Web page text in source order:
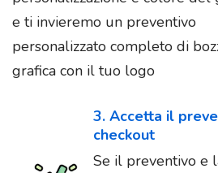
e ti invieremo un preventivo
personalizzato completo di
grafica con il tuo logo
3. Accetta il
checkout
Se il preventivo e